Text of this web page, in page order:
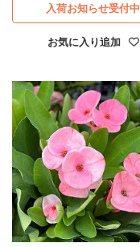
お気に入り追加
入荷お知らせ受付中